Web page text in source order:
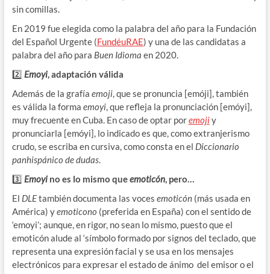
sin comillas.
En 2019 fue elegida como la palabra del año para la Fundación
del Español Urgente (FundéuRAE) y una de las candidatas a
palabra del año para Buen Idioma en 2020.
2️⃣ Emoyi, adaptación válida
Además de la grafía emoji, que se pronuncia [emóji], también
es válida la forma emoyi, que refleja la pronunciación [emóyi],
muy frecuente en Cuba. En caso de optar poremojiy
pronunciarla [emóyi], lo indicado es que, como extranjerismo
crudo, se escriba en cursiva, como consta en el Diccionario
panhispánico de dudas.
3️⃣ Emoyino es lo mismo queemoticón, pero…
El DLEtambién documenta las voces emoticón(más usada en
América) yemoticono (preferida en España) con el sentido de
‘emoyi’; aunque, en rigor, no sean lo mismo, puesto que el
emoticón alude al ‘símbolo formado por signos del teclado, que
representa una expresión facial y se usa en los mensajes
electrónicos para expresar el estado de ánimo del emisor o el